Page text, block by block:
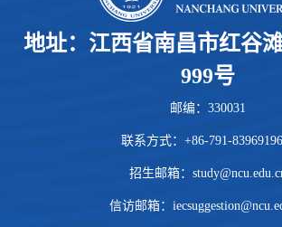
地址：江西省南昌市红谷
999号
邮编：330031
联系方式：+86-791-
招生邮箱：
信访邮箱：